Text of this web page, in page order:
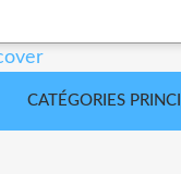
CATÉGORIES